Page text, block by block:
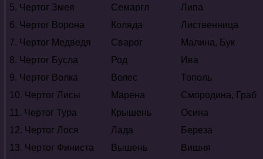
5. Чертог Змея Семаргл
Липа
6. Чертог Ворона
Коляда
Лиственница
7. Чертог Медведя
Сварог
Малина, Бук
8. Чертог Бусла
Род
Ива
9. Чертог Волка
Велес
Тополь
10. Чертог Лисы
Марена
Смородина, Граб
11. Чертог Тура
Крышень
Осина
12. Чертог Лося
Лада
Береза
13. Чертог Финиста
Вышень
Вишня